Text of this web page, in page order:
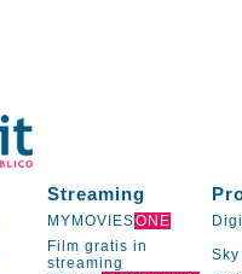
Streaming
MYMOVIESONE
Film gratis in
streaming
Sky